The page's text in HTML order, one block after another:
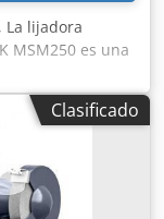
, La lijadora
MSM250 es una
para
–de banda y de
y
y
de alta calidad,
Clasificado